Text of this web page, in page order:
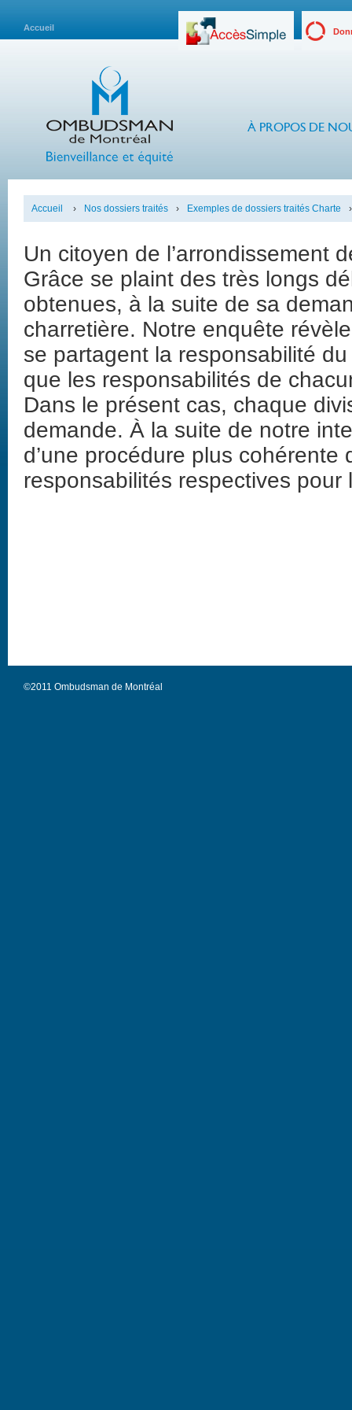
Accueil
À PROPOS DE
Accueil › Nos dossiers traités › Exemples de dossiers traités Charte ›
Un citoyen de l’arrondissement
Grâce se plaint des très longs
obtenues, à la suite de sa
charretière. Notre enquête
se partagent la responsabilité
que les responsabilités de
Dans le présent cas, chaque
demande. À la suite de notre
d’une procédure plus
responsabilités respectives
©2011 Ombudsman de Montréal